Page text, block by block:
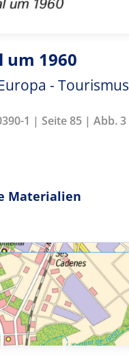
um 1960
- Tourismus
1 | Seite 85 | Abb. 3
Materialien